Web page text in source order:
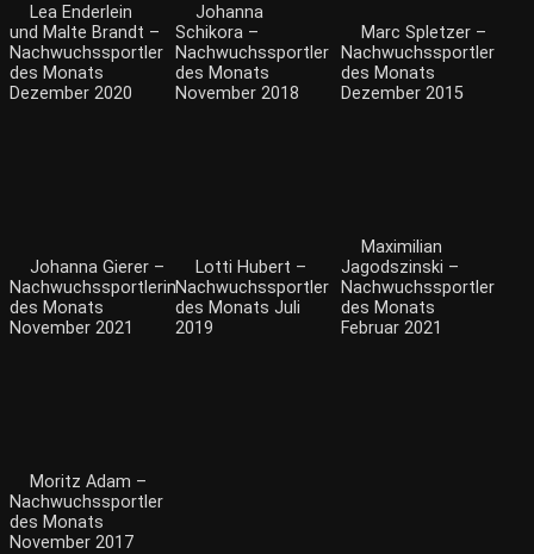
Lea Enderlein
und Malte Brandt –
Nachwuchssportler
des Monats
Dezember 2020
Johanna
Schikora –
Nachwuchssportler
des Monats
November 2018
Marc Spletzer –
Nachwuchssportler
des Monats
Dezember 2015
Johanna Gierer –
Nachwuchssportlerin
des Monats
November 2021
Lotti Hubert –
Nachwuchssportler
des Monats Juli
2019
Maximilian
Jagodszinski –
Nachwuchssportler
des Monats
Februar 2021
Moritz Adam –
Nachwuchssportler
des Monats
November 2017